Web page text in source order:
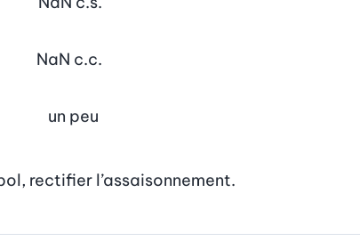
NaN c.c.
un peu
rectifier l’assaisonnement.